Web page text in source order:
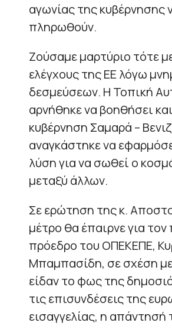
αγωνίας της κυβέρνησης
πληρωθούν.
Ζούσαμε μαρτύριο τότε
ελέγχους της ΕΕ λόγω
δεσμεύσεων. Η Τοπική
αρνήθηκε να βοηθήσει
κυβέρνηση Σαμαρά –
αναγκάστηκε να
λύση για να σωθεί ο
μεταξύ άλλων.
Σε ερώτηση της κ.
μέτρο θα έπαιρνε για
πρόεδρο του ΟΠΕΚΕΠΕ,
Μπαμπασίδη, σε σχέση
είδαν το φως της
τις επισυνδέσεις της
εισαγγελίας, η απάντησή